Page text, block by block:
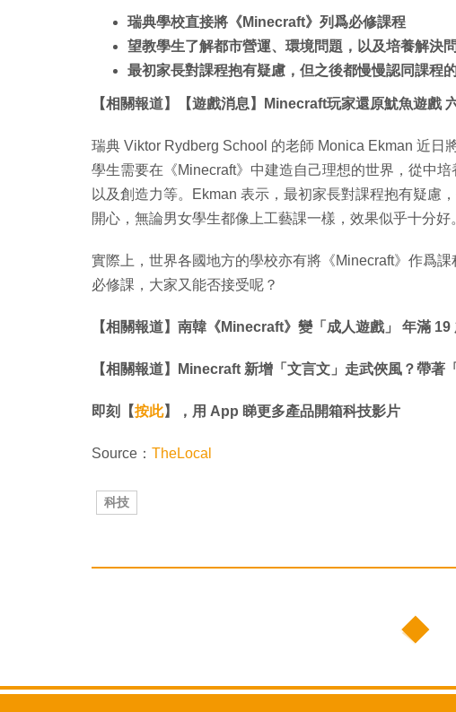
瑞典學校直接將《Minecraft》列爲必修課程
望教學生了解都市營運、環境問題，以及培養解決
最初家長對課程抱有疑慮，但之後都慢慢認同課程
【相關報道】【遊戲消息】Minecraft玩家還原魷魚遊戲
瑞典 Viktor Rydberg School 的老師 Monica Ekman 近日
學生需要在《Minecraft》中建造自己理想的世界，從中
以及創造力等。Ekman 表示，最初家長對課程抱有疑慮
開心，無論男女學生都像上工藝課一樣，效果似乎十分好
實際上，世界各國地方的學校亦有將《Minecraft》作爲
必修課，大家又能否接受呢？
【相關報道】南韓《Minecraft》變「成人遊戲」 年滿
【相關報道】Minecraft 新增「文言文」走武俠風？帶著
即刻【按此】，用 App 睇更多產品開箱科技影片
Source： TheLocal
科技